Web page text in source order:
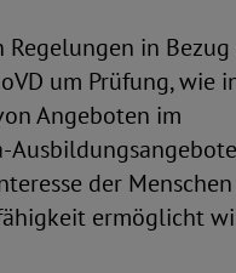
in
um Prüfung, wie
Angeboten im
der
ermöglicht